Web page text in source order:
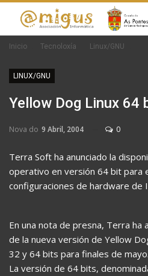
Inicio Tecnoloxía Linux/GNU
LINUX/GNU
Yellow Dog Linux 64
Nova do 9 Abril, 2004 0
Terra Soft ha anunciado la
operativo en versión 64 bit para
configuraciones de hardware de
En una nota de presna, Terra ha
de la nueva versión de Yellow
32 y 64 bits para finales de mayo.
La versión de 64 bits,